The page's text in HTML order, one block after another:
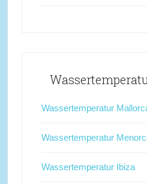
Wassertemperatur
Wassertemperatur
Wassertemperatur Ibiza